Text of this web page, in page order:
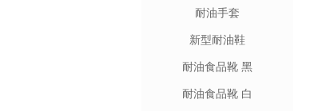
耐油手套
新型耐油鞋
耐油食品靴 黑
耐油食品靴 白